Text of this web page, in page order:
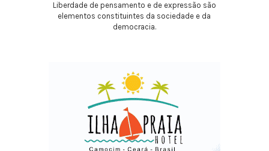
Liberdade de pensamento e de expressão são
elementos constituintes da sociedade e da
democracia.